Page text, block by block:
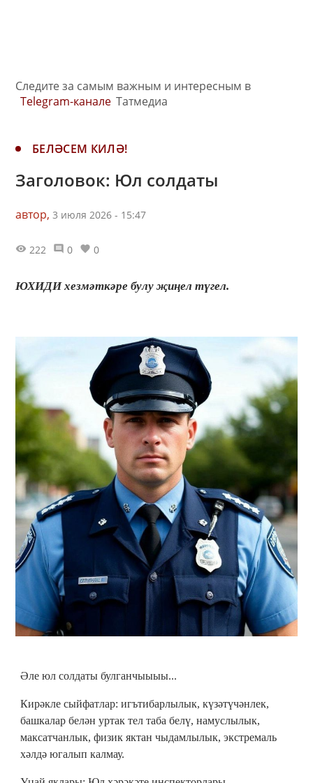
Следите за самым важным и интересным в
Telegram-канале Татмедиа
БЕЛӘСЕМ КИЛӘ!
Заголовок: Юл солдаты
автор, 3 июля 2026 - 15:47
222 0 0
ЮХИДИ хезмәткәре булу җиңел түгел.
Әле юл солдаты булганчыыыы...
Кирәкле сыйфатлар: игътибарлылык, күзәтүчәнлек,
башкалар белән уртак тел таба белү, намуслылык,
максатчанлык, физик яктан чыдамлылык, экстремаль
хәлдә югалып калмау.